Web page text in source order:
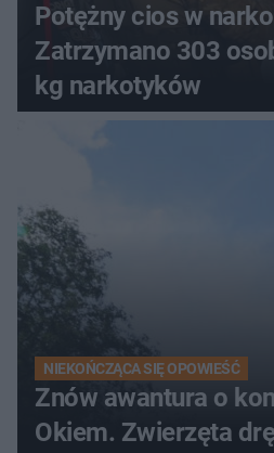
Potężny cios w
Zatrzymano 303 osoby i przejęto 72
kg narkotyków
NIEKOŃCZĄCA SIĘ OPOWIEŚĆ
Znów awantura o
Okiem. Zwierzęta